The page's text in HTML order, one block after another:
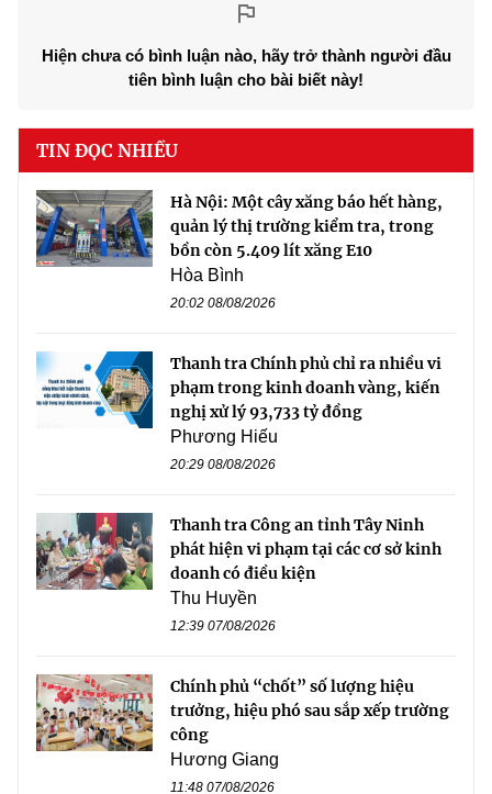
Hiện chưa có bình luận nào, hãy trở thành người đầu
tiên bình luận cho bài biết này!
TIN ĐỌC NHIỀU
Hà Nội: Một cây xăng báo hết hàng,
quản lý thị trường kiểm tra, trong
bồn còn 5.409 lít xăng E10
Hòa Bình
20:02 08/08/2026
Thanh tra Chính phủ chỉ ra nhiều vi
phạm trong kinh doanh vàng, kiến
nghị xử lý 93,733 tỷ đồng
Phương Hiếu
20:29 08/08/2026
Thanh tra Công an tỉnh Tây Ninh
phát hiện vi phạm tại các cơ sở kinh
doanh có điều kiện
Thu Huyền
12:39 07/08/2026
Chính phủ “chốt” số lượng hiệu
trưởng, hiệu phó sau sắp xếp trường
công
Hương Giang
11:48 07/08/2026